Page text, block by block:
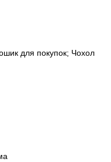
для покупок; Чохол